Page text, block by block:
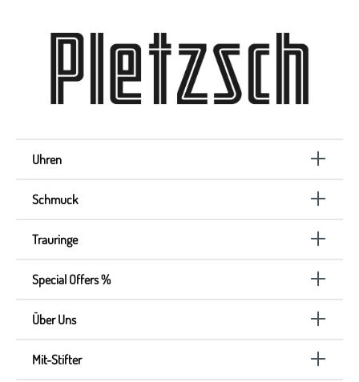
Uhren
Schmuck
Trauringe
Special Offers %
Über Uns
Mit-Stifter